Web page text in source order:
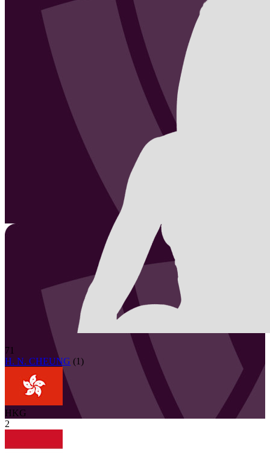
71
H. N. CHEUNG (1)
HKG
2